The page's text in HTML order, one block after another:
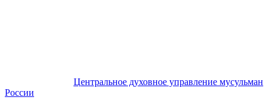
Центральное духовное управление мусульман
России